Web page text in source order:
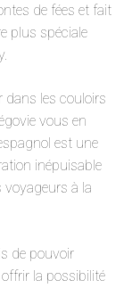
de fées et fait
plus spéciale
dans les couloirs
vous en
est une
inépuisable
voyageurs à la
de pouvoir
la possibilité